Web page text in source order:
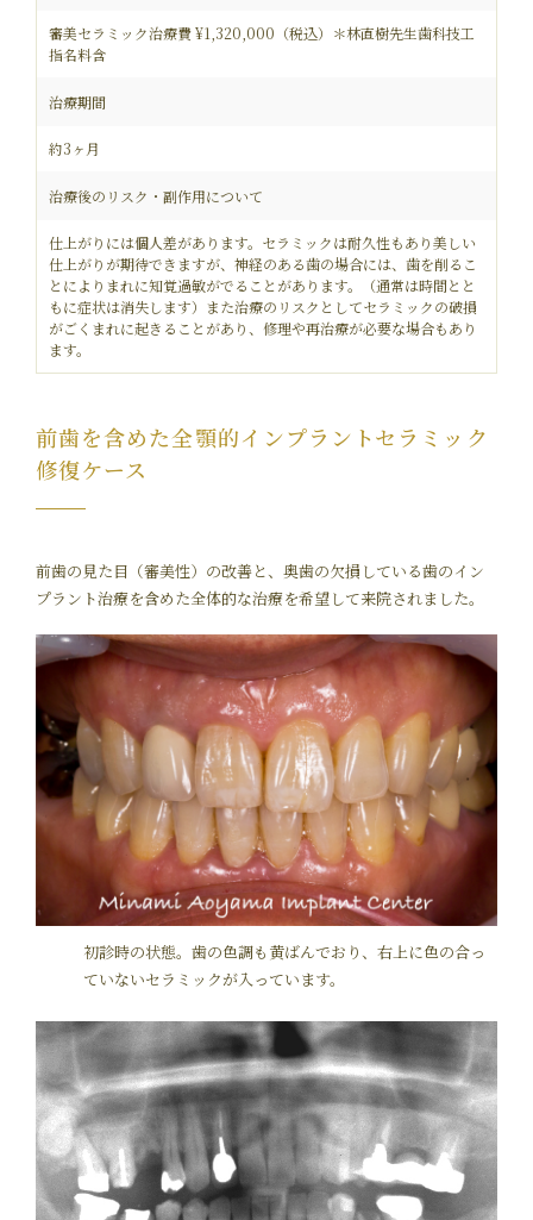
審美セラミック治療費 ¥1,320,000（税込）＊林直樹先生歯科技工
指名料含
治療期間
約3ヶ月
治療後のリスク・副作用について
仕上がりには個人差があります。セラミックは耐久性もあり美しい
仕上がりが期待できますが、神経のある歯の場合には、歯を削るこ
とによりまれに知覚過敏がでることがあります。（通常は時間とと
もに症状は消失します）また治療のリスクとしてセラミックの破損
がごくまれに起きることがあり、修理や再治療が必要な場合もあり
ます。
前歯を含めた全顎的インプラントセラミック
修復ケース
前歯の見た目（審美性）の改善と、奥歯の欠損している歯のイン
プラント治療を含めた全体的な治療を希望して来院されました。
初診時の状態。歯の色調も黄ばんでおり、右上に色の合っ
ていないセラミックが入っています。